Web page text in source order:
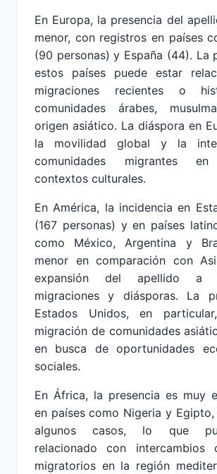
En Europa, la presencia del
menor, con registros en países
(90 personas) y España (44). La
estos países puede estar
migraciones recientes o
comunidades árabes,
origen asiático. La diáspora en
la movilidad global y la
comunidades migrantes en
contextos culturales.
En América, la incidencia en
(167 personas) y en países
como México, Argentina y
menor en comparación con
expansión del apellido a
migraciones y diásporas. La
Estados Unidos, en
migración de comunidades
en busca de oportunidades
sociales.
En África, la presencia es muy
en países como Nigeria y
algunos casos, lo que
relacionado con intercambios
migratorios en la región